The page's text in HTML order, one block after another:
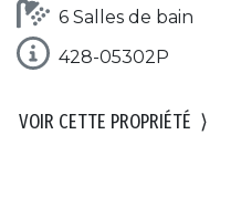
6 Salles de bain
428-05302P
VOIR CETTE PROPRIÉTÉ ⟩